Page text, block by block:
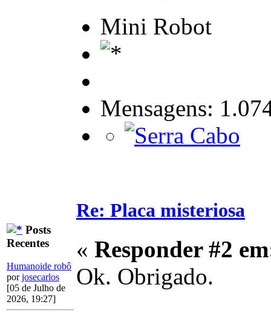
Posts
Recentes
Humanoide robô
porjosecarlos
[05 de Julho de
2026, 19:27]
Mini Robot
Mensagens:
Re: Placa misteriosa
« Responder #2
Ok. Obrigado.